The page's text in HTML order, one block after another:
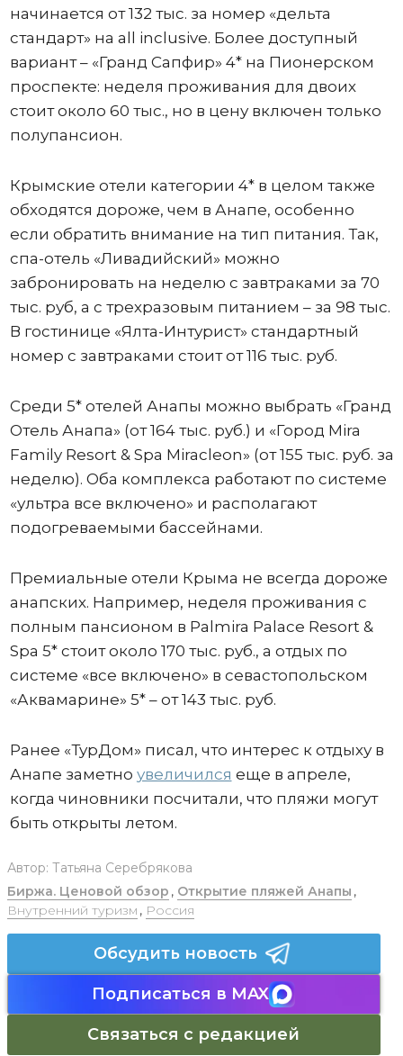
начинается от 132 тыс. за номер «дельта
стандарт» на all inclusive. Более доступный
вариант – «Гранд Сапфир» 4* на Пионерском
проспекте: неделя проживания для двоих
стоит около 60 тыс., но в цену включен только
полупансион.
Крымские отели категории 4* в целом также
обходятся дороже, чем в Анапе, особенно
если обратить внимание на тип питания. Так,
спа-отель «Ливадийский» можно
забронировать на неделю с завтраками за 70
тыс. руб, а с трехразовым питанием – за 98 тыс.
В гостинице «Ялта-Интурист» стандартный
номер с завтраками стоит от 116 тыс. руб.
Среди 5* отелей Анапы можно выбрать «Гранд
Отель Анапа» (от 164 тыс. руб.) и «Город Mira
Family Resort & Spa Miracleon» (от 155 тыс. руб. за
неделю). Оба комплекса работают по системе
«ультра все включено» и располагают
подогреваемыми бассейнами.
Премиальные отели Крыма не всегда дороже
анапских. Например, неделя проживания с
полным пансионом в Palmira Palace Resort &
Spa 5* стоит около 170 тыс. руб., а отдых по
системе «все включено» в севастопольском
«Аквамарине» 5* – от 143 тыс. руб.
Ранее «ТурДом» писал, что интерес к отдыху в
Анапе заметно увеличился еще в апреле,
когда чиновники посчитали, что пляжи могут
быть открыты летом.
Автор: Татьяна Серебрякова
Биржа. Ценовой обзор , Открытие пляжей Анапы ,
Внутренний туризм , Россия
Обсудить новость
Подписаться в MAX
Связаться с редакцией